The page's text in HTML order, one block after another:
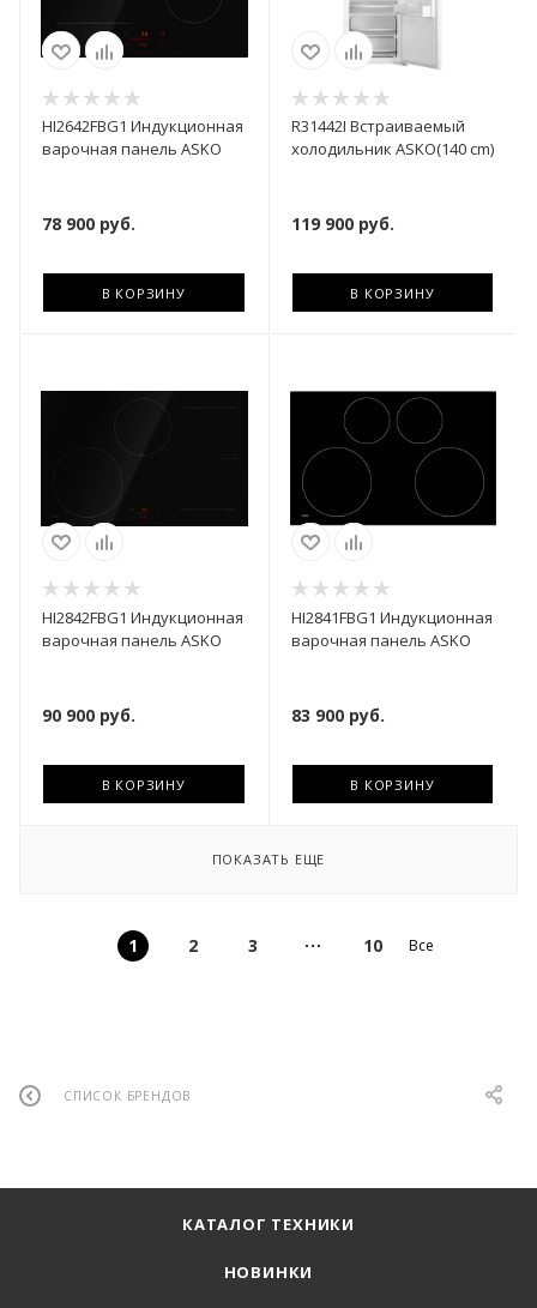
HI2642FBG1 Индукционная
варочная панель ASKO
78 900 руб.
В КОРЗИНУ
R31442I Встраиваемый
холодильник ASKО(140 cm)
119 900руб.
В КОРЗИНУ
HI2842FBG1 Индукционная
варочная панель ASKO
90 900 руб.
В КОРЗИНУ
HI2841FBG1 Индукционная
варочная панель ASKO
83 900руб.
В КОРЗИНУ
ПОКАЗАТЬ ЕЩЕ
1 2 3 10 Все
СПИСОК БРЕНДОВ
КАТАЛОГ ТЕХНИКИ
НОВИНКИ